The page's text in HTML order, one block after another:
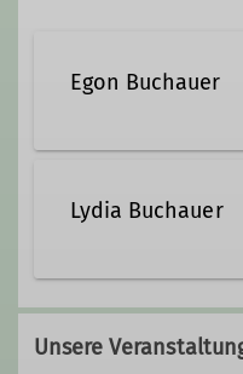
Egon Buchauer
Ämter
Vorstandsbeirat
Lydia Buchauer
Unsere